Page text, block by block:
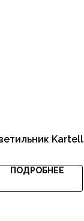
Kartell
ПОДРОБНЕЕ